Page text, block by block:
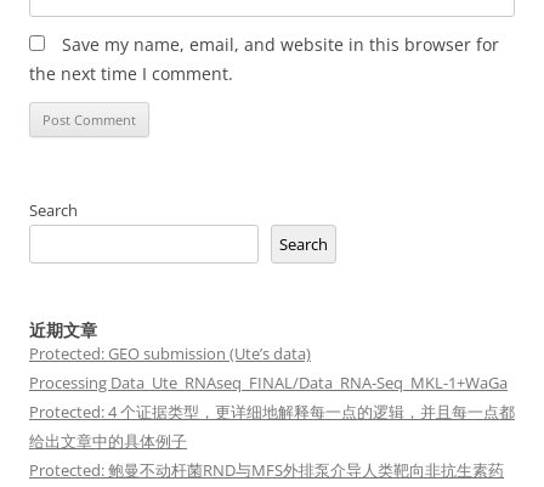
Save my name, email, and website in this browser for
the next time I comment.
Search
Search
近期文章
Protected: GEO submission (Ute’s data)
Processing Data_Ute_RNAseq_FINAL/Data_RNA-Seq_MKL-1+WaGa
Protected: 4 个证据类型，更详细地解释每一点的逻辑，并且每一点都
给出文章中的具体例子
Protected: 鲍曼不动杆菌RND与MFS外排泵介导人类靶向非抗生素药